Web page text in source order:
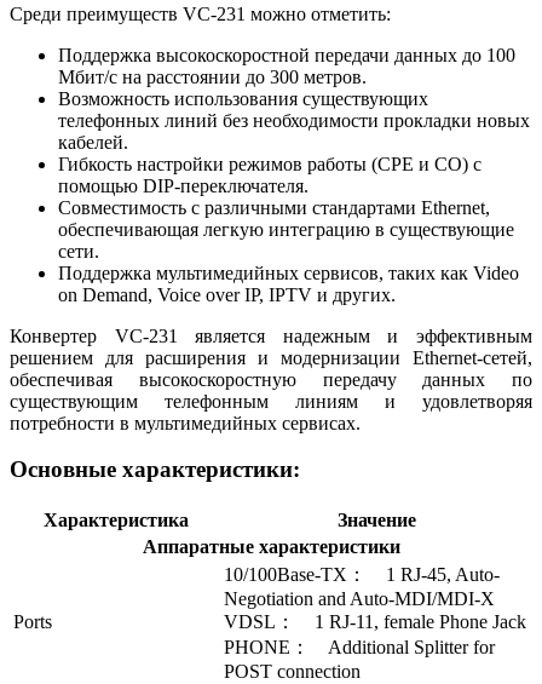
Среди преимуществ VC-231 можно отметить:
Поддержка высокоскоростной передачи данных до 100
Мбит/с на расстоянии до 300 метров.
Возможность использования существующих
телефонных линий без необходимости прокладки новых
кабелей.
Гибкость настройки режимов работы (CPE и CO) с
помощью DIP-переключателя.
Совместимость с различными стандартами Ethernet,
обеспечивающая легкую интеграцию в существующие
сети.
Поддержка мультимедийных сервисов, таких как Video
on Demand, Voice over IP, IPTV и других.
Конвертер VC-231 является надежным и эффективным
решением для расширения и модернизации Ethernet-сетей,
обеспечивая высокоскоростную передачу данных по
существующим телефонным линиям и удовлетворяя
потребности в мультимедийных сервисах.
Основные характеристики:
Характеристика
Значение
Аппаратные характеристики
Ports
10/100Base-TX： 1 RJ-45, Auto-
Negotiation and Auto-MDI/MDI-X
VDSL： 1 RJ-11, female Phone Jack
PHONE： Additional Splitter for
POST connection